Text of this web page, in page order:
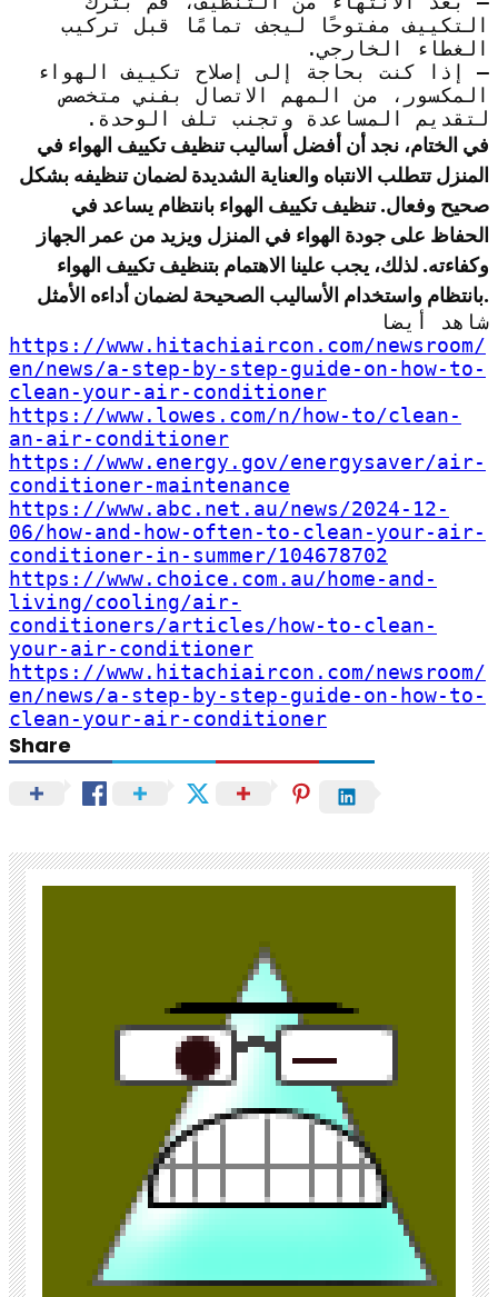
التكييف مفتوحًا ليجف تمامًا قبل تركيب
الغطاء الخارجي.
– إذا كنت بحاجة إلى إصلاح تكييف الهواء
المكسور، من المهم الاتصال بفني متخصص
لتقديم المساعدة وتجنب تلف الوحدة.
في الختام، نجد أن أفضل أساليب تنظيف تكييف الهواء في
المنزل تتطلب الانتباه والعناية الشديدة لضمان تنظيفه بشكل
صحيح وفعال. تنظيف تكييف الهواء بانتظام يساعد في
الحفاظ على جودة الهواء في المنزل ويزيد من عمر الجهاز
وكفاءته. لذلك، يجب علينا الاهتمام بتنظيف تكييف الهواء
بانتظام واستخدام الأساليب الصحيحة لضمان أداءه الأمثل.
شاهد أيضا
https://www.hitachiaircon.com/newsroom/
en/news/a-step-by-step-guide-on-how-to-
clean-your-air-conditioner
https://www.lowes.com/n/how-to/clean-
an-air-conditioner
https://www.energy.gov/energysaver/air-
conditioner-maintenance
https://www.abc.net.au/news/2024-12-
06/how-and-how-often-to-clean-your-air-
conditioner-in-summer/104678702
https://www.choice.com.au/home-and-
living/cooling/air-
conditioners/articles/how-to-clean-
your-air-conditioner
https://www.hitachiaircon.com/newsroom/
en/news/a-step-by-step-guide-on-how-to-
clean-your-air-conditioner
Share